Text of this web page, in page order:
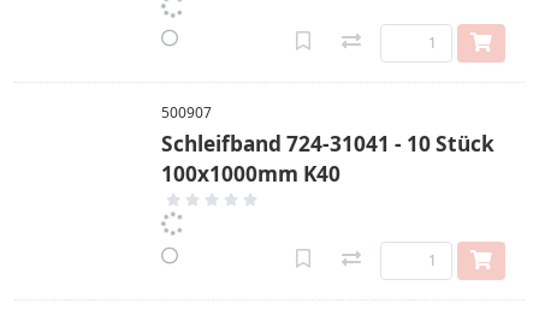
500907
Schleifband 724-31041 - 10 Stück
100x1000mm K40